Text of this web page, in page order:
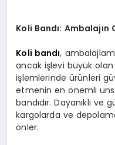
Koli Bandı: Ambalajın
Koli bandı,
ancak işlevi büyük
işlemlerinde ürünleri
etmenin en önemli
bandıdır. Dayanıklı ve
kargolarda ve
önler.